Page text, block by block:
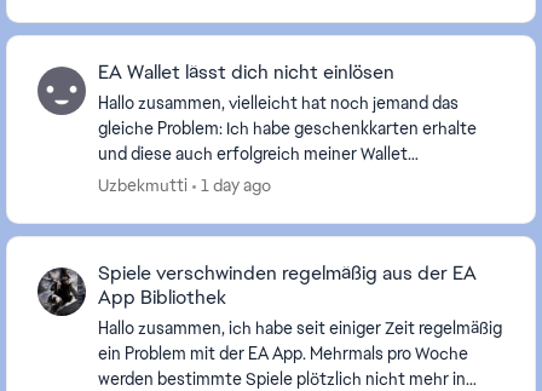
EA Wallet lässt dich nicht einlösen
Hallo zusammen, vielleicht hat noch jemand das
gleiche Problem: Ich habe geschenkkarten erhalte
und diese auch erfolgreich meiner Wallet
hinzugefügt. Wenn ich nun in der EA App was kaufen
Uzbekmutti 1 day ago
Spiele verschwinden regelmäßig aus der EA
App Bibliothek
Hallo zusammen, ich habe seit einiger Zeit regelmäßig
ein Problem mit der EA App. Mehrmals pro Woche
werden bestimmte Spiele plötzlich nicht mehr in